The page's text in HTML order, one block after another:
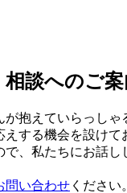
相談へのご案
が抱えていらっしゃ
えする機会を設けて
で、私たちにお話し
問い合わせ ください。